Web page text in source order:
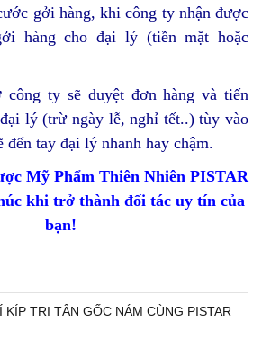
gởi hàng, khi công ty nhận được
hàng cho đại lý (tiền mặt hoặc
công ty sẽ duyệt đơn hàng và tiến
lý (trừ ngày lễ, nghỉ tết..) tùy vào
đến tay đại lý nhanh hay chậm.
Mỹ Phẩm Thiên Nhiên PISTAR
khi trở thành đối tác uy tín của
bạn!
KÍP TRỊ TẬN GỐC NÁM CÙNG PISTAR